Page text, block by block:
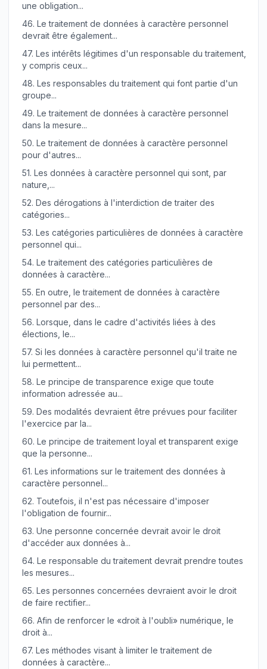
une obligation...
46. Le traitement de données à caractère personnel
devrait être également...
47. Les intérêts légitimes d'un responsable du traitement,
y compris ceux...
48. Les responsables du traitement qui font partie d'un
groupe...
49. Le traitement de données à caractère personnel
dans la mesure...
50. Le traitement de données à caractère personnel
pour d'autres...
51. Les données à caractère personnel qui sont, par
nature,...
52. Des dérogations à l'interdiction de traiter des
catégories...
53. Les catégories particulières de données à caractère
personnel qui...
54. Le traitement des catégories particulières de
données à caractère...
55. En outre, le traitement de données à caractère
personnel par des...
56. Lorsque, dans le cadre d'activités liées à des
élections, le...
57. Si les données à caractère personnel qu'il traite ne
lui permettent...
58. Le principe de transparence exige que toute
information adressée au...
59. Des modalités devraient être prévues pour faciliter
l'exercice par la...
60. Le principe de traitement loyal et transparent exige
que la personne...
61. Les informations sur le traitement des données à
caractère personnel...
62. Toutefois, il n'est pas nécessaire d'imposer
l'obligation de fournir...
63. Une personne concernée devrait avoir le droit
d'accéder aux données à...
64. Le responsable du traitement devrait prendre toutes
les mesures...
65. Les personnes concernées devraient avoir le droit
de faire rectifier...
66. Afin de renforcer le «droit à l'oubli» numérique, le
droit à...
67. Les méthodes visant à limiter le traitement de
données à caractère...